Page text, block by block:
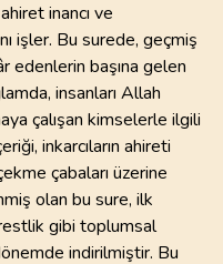
inancı ve
işler. Bu surede, geçmiş
edenlerin başına gelen
insanları Allah
çalışan kimselerle ilgili
inkarcıların ahireti
çabaları üzerine
olan bu sure, ilk
gibi toplumsal
indirilmiştir. Bu